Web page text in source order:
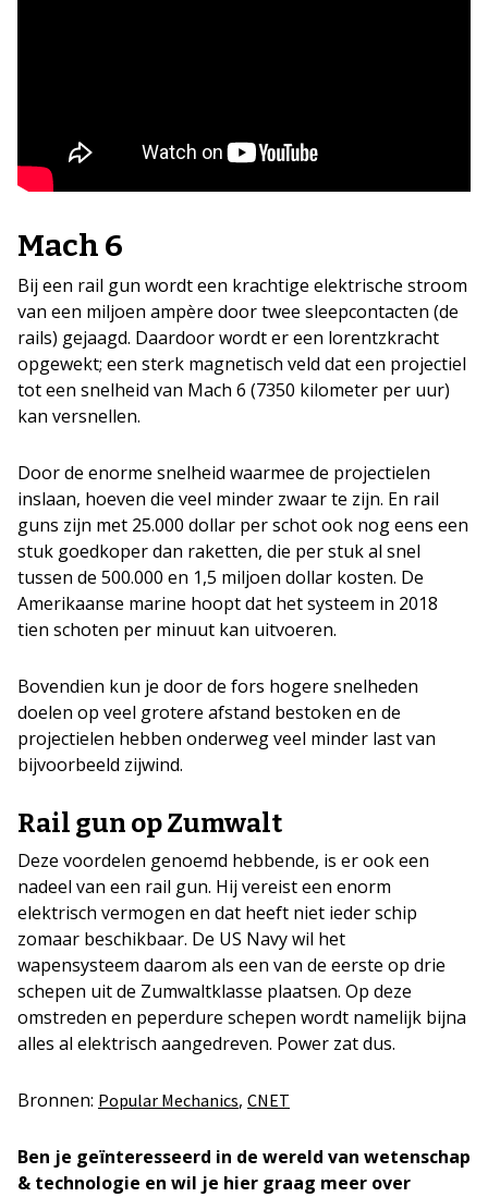
Mach 6
Bij een rail gun wordt een krachtige elektrische stroom
van een miljoen ampère door twee sleepcontacten (de
rails) gejaagd. Daardoor wordt er een lorentzkracht
opgewekt; een sterk magnetisch veld dat een projectiel
tot een snelheid van Mach 6 (7350 kilometer per uur)
kan versnellen.
Door de enorme snelheid waarmee de projectielen
inslaan, hoeven die veel minder zwaar te zijn. En rail
guns zijn met 25.000 dollar per schot ook nog eens een
stuk goedkoper dan raketten, die per stuk al snel
tussen de 500.000 en 1,5 miljoen dollar kosten. De
Amerikaanse marine hoopt dat het systeem in 2018
tien schoten per minuut kan uitvoeren.
Bovendien kun je door de fors hogere snelheden
doelen op veel grotere afstand bestoken en de
projectielen hebben onderweg veel minder last van
bijvoorbeeld zijwind.
Rail gun op Zumwalt
Deze voordelen genoemd hebbende, is er ook een
nadeel van een rail gun. Hij vereist een enorm
elektrisch vermogen en dat heeft niet ieder schip
zomaar beschikbaar. De US Navy wil het
wapensysteem daarom als een van de eerste op drie
schepen uit de Zumwaltklasse plaatsen. Op deze
omstreden en peperdure schepen wordt namelijk bijna
alles al elektrisch aangedreven. Power zat dus.
Bronnen: Popular Mechanics, CNET
Ben je geïnteresseerd in de wereld van wetenschap
& technologie en wil je hier graag meer over